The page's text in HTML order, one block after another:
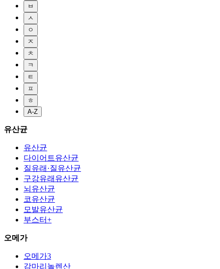
ㅂ
ㅅ
ㅇ
ㅈ
ㅊ
ㅋ
ㅌ
ㅍ
ㅎ
A-Z
유산균
유산균
다이어트유산균
질유래·질유산균
구강유래유산균
뇌유산균
코유산균
모발유산균
부스터+
오메가
오메가3
감마리놀렌산